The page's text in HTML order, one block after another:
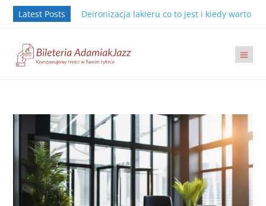
Latest Posts Deironizacja lakieru co to jest i kiedy warto ją